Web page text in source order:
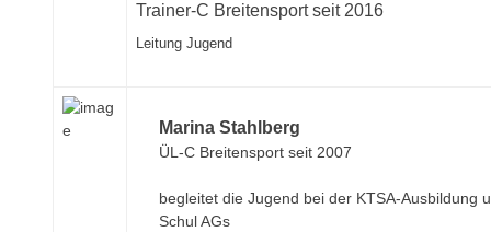
Trainer-C Breitensport seit 2016
Leitung Jugend
Marina Stahlberg
ÜL-C Breitensport seit 2007
begleitet die Jugend bei der KTSA-Ausbildung
Schul AGs